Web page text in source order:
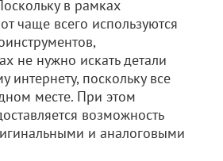
в рамках
чаще всего используются
не нужно искать детали
интернету, поскольку все
месте. При этом
возможность
и аналоговыми